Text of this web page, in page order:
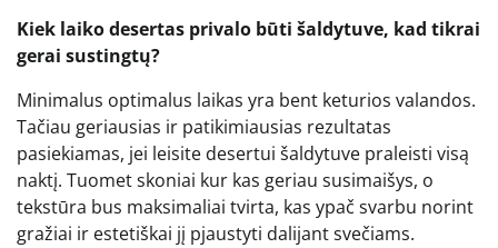
Kiek laiko desertas privalo būti šaldytuve, kad tikrai
gerai sustingtų?
Minimalus optimalus laikas yra bent keturios valandos.
Tačiau geriausias ir patikimiausias rezultatas
pasiekiamas, jei leisite desertui šaldytuve praleisti visą
naktį. Tuomet skoniai kur kas geriau susimaišys, o
tekstūra bus maksimaliai tvirta, kas ypač svarbu norint
gražiai ir estetiškai jį pjaustyti dalijant svečiams.